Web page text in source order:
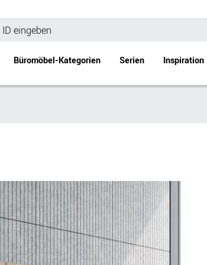
Büromöbel-Kategorien
Stehtische
Besprechungstische
Tischgestelle
Schreibtischplatten
Anbautische & Zubehör
Serien Inspiration